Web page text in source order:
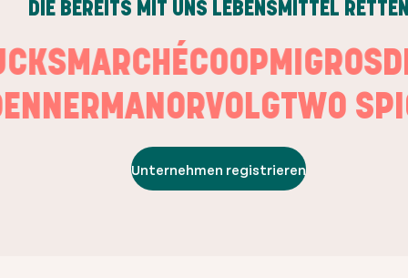
DIE BEREITS MIT UNS LEBENSMITTEL
MARCHÉCOOP MIGROS
MANOR VOLGTWO
Unternehmen registrieren